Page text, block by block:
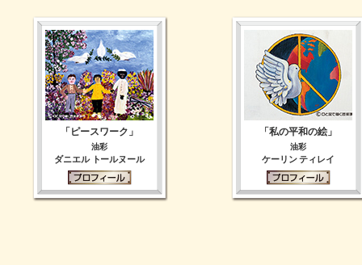
「ピースワーク」
油彩
ダニエル トールヌール
「私の平和の絵」
油彩
ケーリン ティレイ